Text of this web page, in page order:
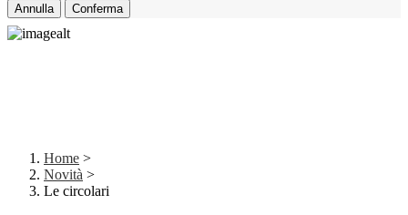
Annulla Conferma
Home >
Novità >
Le circolari